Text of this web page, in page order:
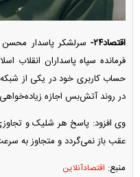
اقتصاد۲۴-
سرلشکر پاسدار
فرمانده سپاه پاسداران
حساب کاربری خود در یکی از
در روند آتش‌بس اجازه زیاده‌خواهی
وی افزود: پاسخ هر شلیک و
عقب باز نمی‌گردد و متجاوز به
منبع: اقتصادآنلاین